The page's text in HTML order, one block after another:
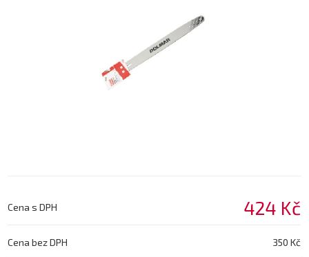
Cena s DPH 424 Kč
Cena bez DPH 350 Kč